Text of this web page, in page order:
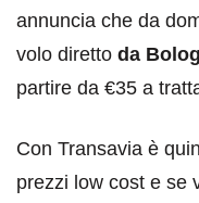
annuncia che da
volo diretto da
partire da €35 a
Con Transavia è
prezzi low cost e se